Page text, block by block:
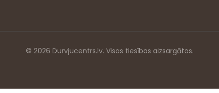
© 2026 Durvjucentrs.lv. Visas tiesības aizsargātas.